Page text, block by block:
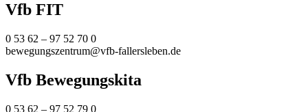
Vfb FIT
0 53 62 – 97 52 70 0
bewegungszentrum@vfb-fallersleben.de
Vfb Bewegungskita
0 53 62 – 97 52 79 0